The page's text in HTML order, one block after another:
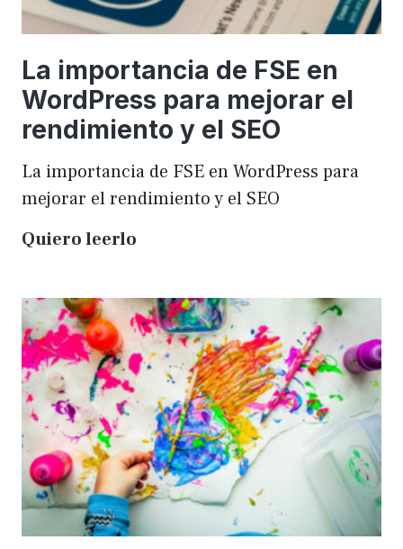
La importancia de FSE en
WordPress para mejorar el
rendimiento y el SEO
La importancia de FSE en WordPress para
mejorar el rendimiento y el SEO
Quiero leerlo
de
FSE
en
WordPress
para
mejorar
el
rendimiento
y
el